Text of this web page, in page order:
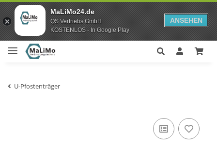
MaLiMo24.de
QS Vertriebs GmbH
KOSTENLOS - In Google Play
ANSEHEN
U-Pfostenträger